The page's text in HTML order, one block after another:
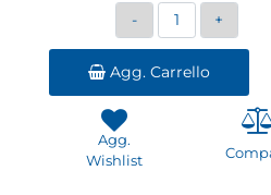
Quantità
Agg. Carrello
Agg.
Wishlist